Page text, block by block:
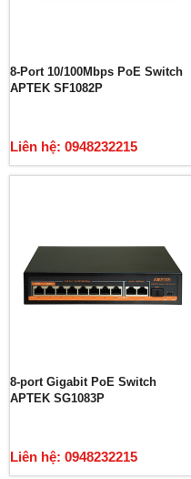
8-Port 10/100Mbps PoE Switch
APTEK SF1082P
Liên hệ: 0948232215
8-port Gigabit PoE Switch
APTEK SG1083P
Liên hệ: 0948232215